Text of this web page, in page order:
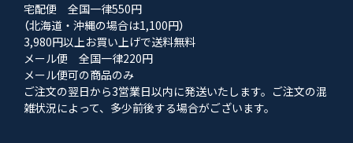
宅配便 全国一律550円
（北海道・沖縄の場合は1,100円）
3,980円以上お買い上げで送料無料
メール便 全国一律220円
メール便可の商品のみ
ご注文の翌日から3営業日以内に発送いたします。ご注文の混
雑状況によって、多少前後する場合がございます。